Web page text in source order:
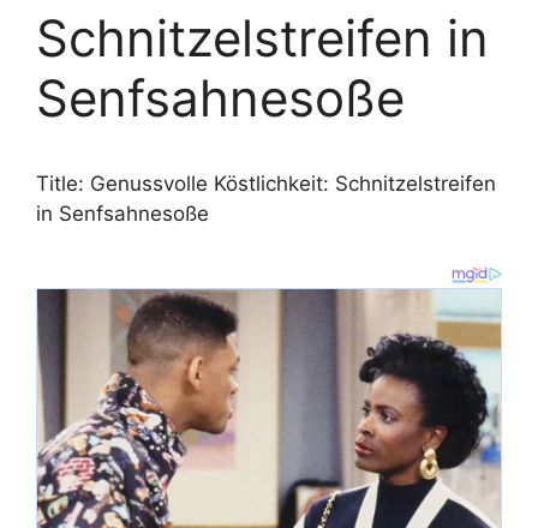
Schnitzelstreifen in
Senfsahnesoße
Title: Genussvolle Köstlichkeit: Schnitzelstreifen
in Senfsahnesoße